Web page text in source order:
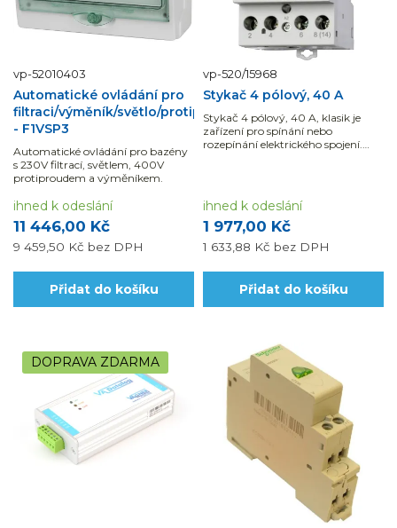
vp-52010403
Automatické ovládání pro
filtraci/výměník/světlo/protiproud
- F1VSP3
Automatické ovládání pro bazény
s 230V filtrací, světlem, 400V
protiproudem a výměníkem.
11 446,00 Kč
9 459,50 Kč bez DPH
ihned k odeslání
Přidat do košíku
vp-520/15968
Stykač 4 pólový, 40 A
Stykač 4 pólový, 40 A, klasik je
zařízení pro spínání nebo
rozepínání elektrického spojení.
1 977,00 Kč
1 633,88 Kč bez DPH
ihned k odeslání
Přidat do košíku
DOPRAVA ZDARMA